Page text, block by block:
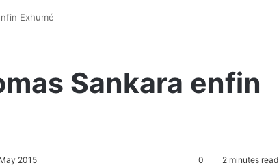
Exhumé
Sankara enfin
2015 0 2 minutes read